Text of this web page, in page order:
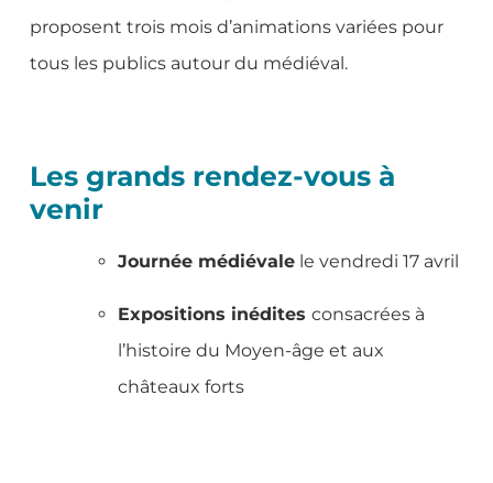
proposent trois mois d’animations variées pour
tous les publics autour du médiéval.
Les grands rendez-vous à
venir
Journée médiévale le vendredi 17 avril
Expositions inédites consacrées à
l’histoire du Moyen-âge et aux
châteaux forts